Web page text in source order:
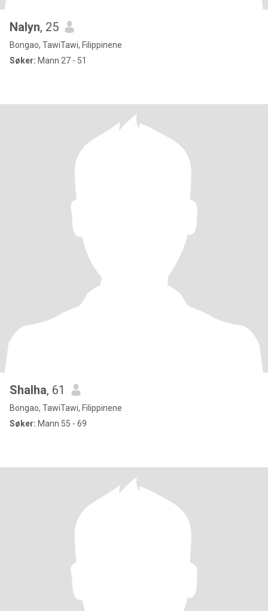
Nalyn, 25
Bongao, TawiTawi, Filippinene
Søker: Mann 27 - 51
Shalha, 61
Bongao, TawiTawi, Filippinene
Søker: Mann 55 - 69